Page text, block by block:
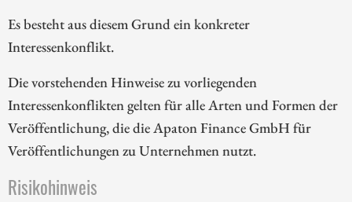
Es besteht aus diesem Grund ein konkreter
Interessenkonflikt.
Die vorstehenden Hinweise zu vorliegenden
Interessenkonflikten gelten für alle Arten und Formen der
Veröffentlichung, die die Apaton Finance GmbH für
Veröffentlichungen zu Unternehmen nutzt.
Risikohinweis